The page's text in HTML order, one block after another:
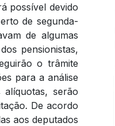
possível devido
de segunda-
de algumas
pensionistas,
o trâmite
para a análise
serão
De acordo
aos deputados